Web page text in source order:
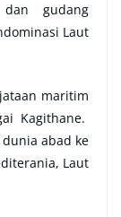
gudang
Laut
maritim
Kagithane.
abad ke
Laut